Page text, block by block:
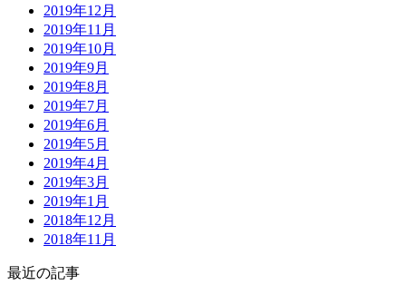
2019年12月
2019年11月
2019年10月
2019年9月
2019年8月
2019年7月
2019年6月
2019年5月
2019年4月
2019年3月
2019年1月
2018年12月
2018年11月
最近の記事